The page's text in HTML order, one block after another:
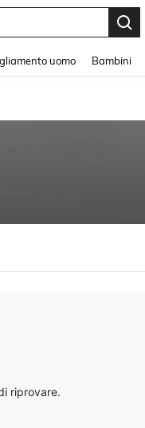
uomo Bambini
riprovare.